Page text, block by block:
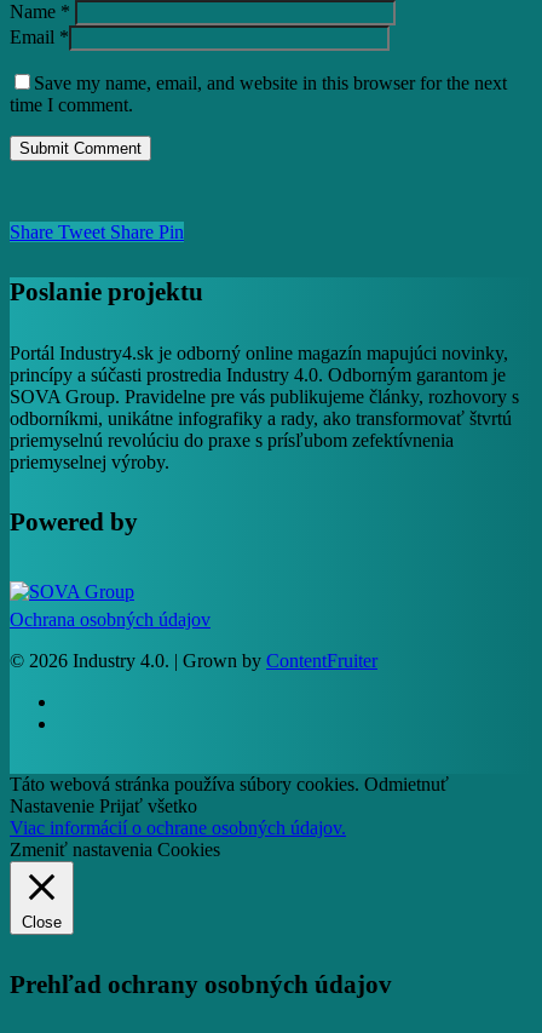
Name *
Email *
Save my name, email, and website in this browser for the next
time I comment.
Share Tweet Share Pin
Poslanie projektu
Portál Industry4.sk je odborný online magazín mapujúci novinky,
princípy a súčasti prostredia Industry 4.0. Odborným garantom je
SOVA Group. Pravidelne pre vás publikujeme články, rozhovory s
odborníkmi, unikátne infografiky a rady, ako transformovať štvrtú
priemyselnú revolúciu do praxe s prísľubom zefektívnenia
priemyselnej výroby.
Powered by
Ochrana osobných údajov
© 2026 Industry 4.0. | Grown by ContentFruiter
Táto webová stránka používa súbory cookies. Odmietnuť
Nastavenie Prijať všetko
Viac informácií o ochrane osobných údajov.
Zmeniť nastavenia Cookies
Close
Prehľad ochrany osobných údajov